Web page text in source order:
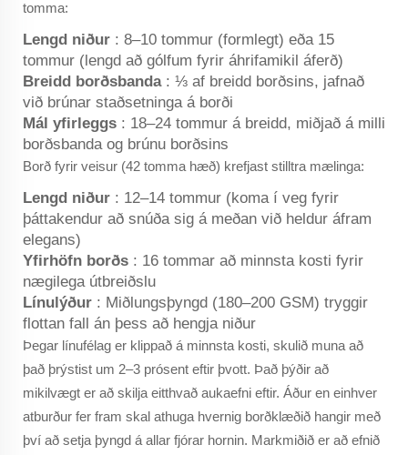
tomma:
Lengd niður : 8–10 tommur (formlegt) eða 15
tommur (lengd að gólfum fyrir áhrifamikil áferð)
Breidd borðsbanda : ⅓ af breidd borðsins, jafnað
við brúnar staðsetninga á borði
Mál yfirleggs : 18–24 tommur á breidd, miðjað á milli
borðsbanda og brúnu borðsins
Borð fyrir veisur (42 tomma hæð) krefjast stilltra mælinga:
Lengd niður : 12–14 tommur (koma í veg fyrir
þáttakendur að snúða sig á meðan við heldur áfram
elegans)
Yfirhöfn borðs : 16 tommar að minnsta kosti fyrir
nægilega útbreiðslu
Línulýður : Miðlungsþyngd (180–200 GSM) tryggir
flottan fall án þess að hengja niður
Þegar línufélag er klippað á minnsta kosti, skulið muna að
það þrýstist um 2–3 prósent eftir þvott. Það þýðir að
mikilvægt er að skilja eitthvað aukaefni eftir. Áður en einhver
atburður fer fram skal athuga hvernig borðklæðið hangir með
því að setja þyngd á allar fjórar hornin. Markmiðið er að efnið